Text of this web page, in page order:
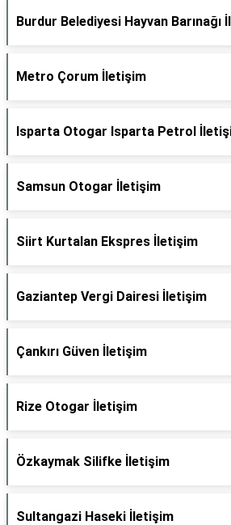
Burdur Belediyesi Hayvan Barınağı
Metro Çorum İletişim
Isparta Otogar Isparta Petrol
Samsun Otogar İletişim
Siirt Kurtalan Ekspres İletişim
Gaziantep Vergi Dairesi İletişim
Çankırı Güven İletişim
Rize Otogar İletişim
Özkaymak Silifke İletişim
Sultangazi Haseki İletişim